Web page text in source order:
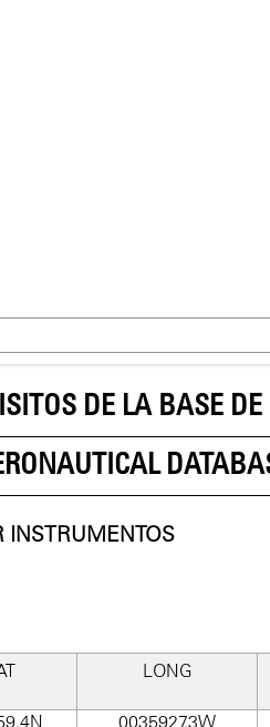
DE LA BASE
INSTRUMENTOS
LONG
0035927.3W